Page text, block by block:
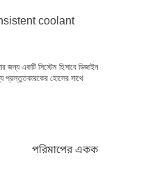
coolant
একটি সিস্টেম হিসাবে ডিজাইন
প্রস্তুতকারকের হোসের সাথে
পরিমাপের একক